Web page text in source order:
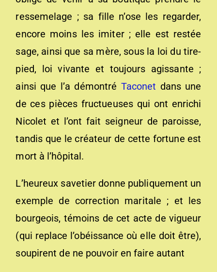
ressemelage ; sa fille n’ose les regarder,
encore moins les imiter ; elle est restée
sage, ainsi que sa mère, sous la loi du tire-
pied, loi vivante et toujours agissante ;
ainsi que l’a démontré Taconet dans une
de ces pièces fructueuses qui ont enrichi
Nicolet et l’ont fait seigneur de paroisse,
tandis que le créateur de cette fortune est
mort à l’hôpital.
L’heureux savetier donne publiquement un
exemple de correction maritale ; et les
bourgeois, témoins de cet acte de vigueur
(qui replace l’obéissance où elle doit être),
soupirent de ne pouvoir en faire autant